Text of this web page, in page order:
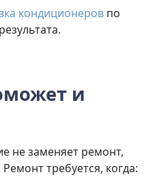
кондиционеров по
и
не заменяет ремонт,
требуется, когда: